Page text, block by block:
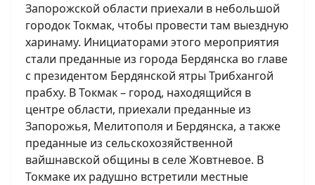
Запорожской области приехали в небольшой
городок Токмак, чтобы провести там выездную
харинаму. Инициаторами этого мероприятия
стали преданные из города Бердянска во главе
с президентом Бердянской ятры Трибхангой
прабху. В Токмак – город, находящийся в
центре области, приехали преданные из
Запорожья, Мелитополя и Бердянска, а также
преданные из сельскохозяйственной
вайшнавской общины в селе Жовтневое. В
Токмаке их радушно встретили местные